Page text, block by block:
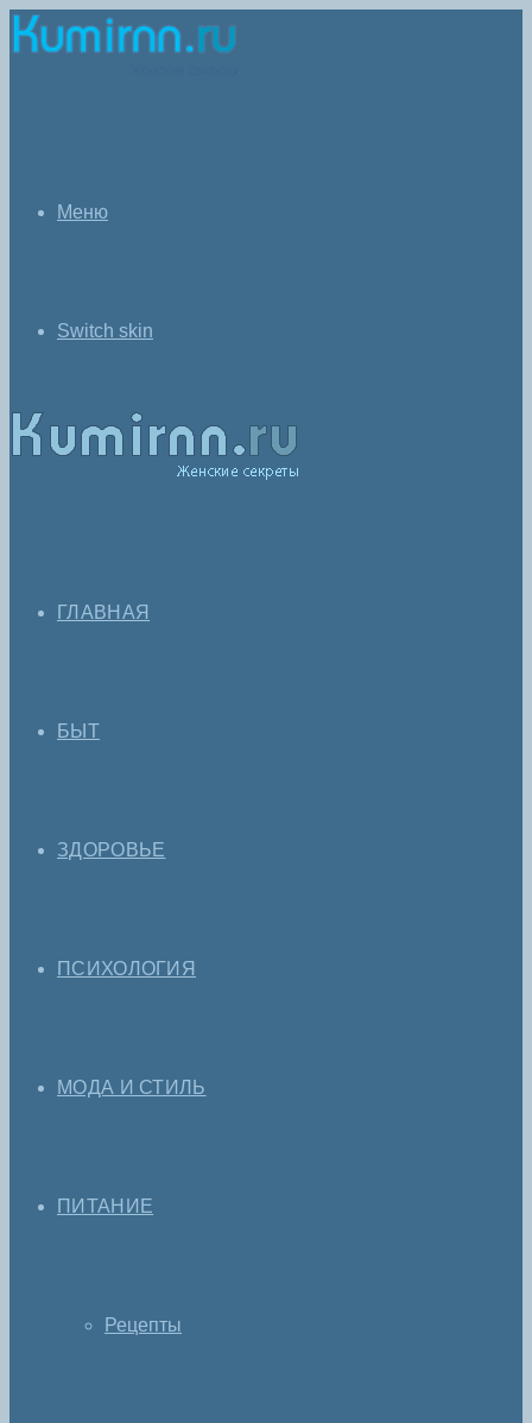
Меню
Switch skin
ГЛАВНАЯ
БЫТ
ЗДОРОВЬЕ
ПСИХОЛОГИЯ
МОДА И СТИЛЬ
ПИТАНИЕ
Рецепты